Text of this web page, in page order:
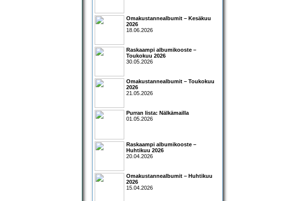
Omakustannealbumit – Kesäkuu
2026
18.06.2026
Raskaampi albumikooste –
Toukokuu 2026
30.05.2026
Omakustannealbumit – Toukokuu
2026
21.05.2026
Purran lista: Nälkämailla
01.05.2026
Raskaampi albumikooste –
Huhtikuu 2026
20.04.2026
Omakustannealbumit – Huhtikuu
2026
15.04.2026